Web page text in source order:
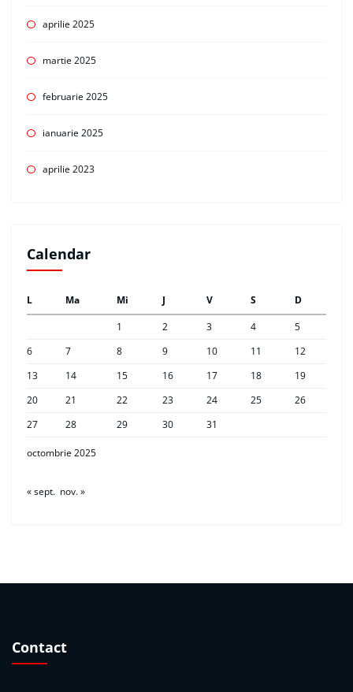
aprilie 2025
martie 2025
februarie 2025
ianuarie 2025
aprilie 2023
Calendar
octombrie 2025
L Ma Mi J V S
D
1
2 3 4
5
6
7 8 9 10 11
12
13
14 15 16 17 18
19
20
21 22 23 24 25
26
27
28 29 30 31
« sept. nov. »
Contact